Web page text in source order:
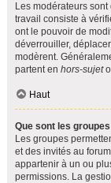
Les modérateurs
travail consiste à
ont le pouvoir de
déverrouiller,
modèrent.
partent en hors-sujet
Haut
Que sont les
Les groupes
et des invités au
appartenir à un ou
permissions. La